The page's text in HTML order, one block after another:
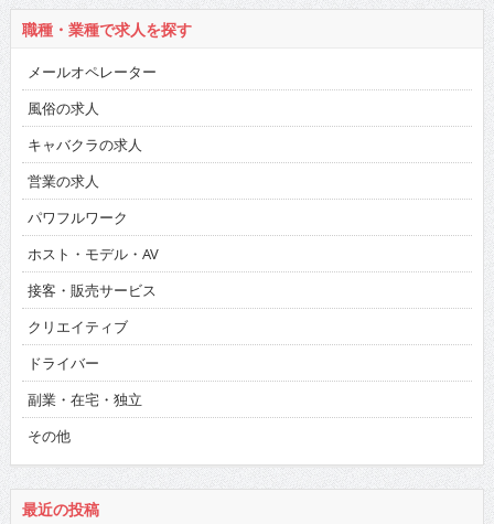
職種・業種で求人を探す
メールオペレーター
風俗の求人
キャバクラの求人
営業の求人
パワフルワーク
ホスト・モデル・AV
接客・販売サービス
クリエイティブ
ドライバー
副業・在宅・独立
その他
最近の投稿